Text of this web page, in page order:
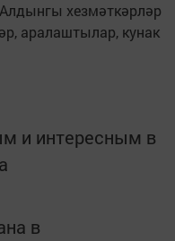
хезмәткәрләр
аралаштылар, кунак
и интересным в
в